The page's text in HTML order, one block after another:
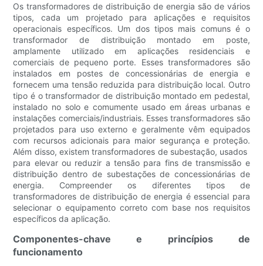
Os transformadores de distribuição de energia são de vários
tipos, cada um projetado para aplicações e requisitos
operacionais específicos. Um dos tipos mais comuns é o
transformador de distribuição montado em poste,
amplamente utilizado em aplicações residenciais e
comerciais de pequeno porte. Esses transformadores são
instalados em postes de concessionárias de energia e
fornecem uma tensão reduzida para distribuição local. Outro
tipo é o transformador de distribuição montado em pedestal,
instalado no solo e comumente usado em áreas urbanas e
instalações comerciais/industriais. Esses transformadores são
projetados para uso externo e geralmente vêm equipados
com recursos adicionais para maior segurança e proteção.
Além disso, existem transformadores de subestação, usados ​​
para elevar ou reduzir a tensão para fins de transmissão e
distribuição dentro de subestações de concessionárias de
energia. Compreender os diferentes tipos de
transformadores de distribuição de energia é essencial para
selecionar o equipamento correto com base nos requisitos
específicos da aplicação.
Componentes-chave e princípios de
funcionamento